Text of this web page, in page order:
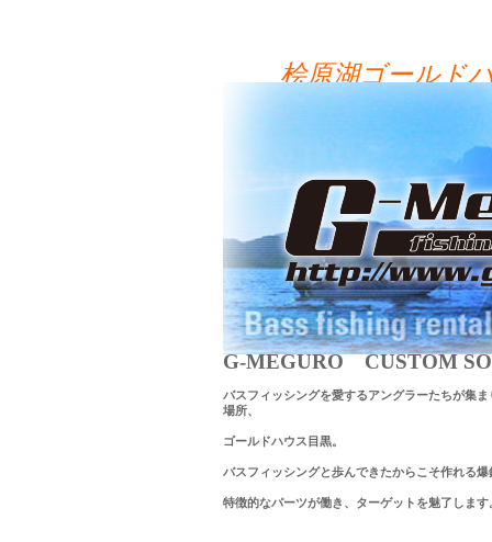
桧原湖ゴールド
G-MEGURO CUSTOM
バスフィッシングを愛するアングラーたちが集
場所、
ゴールドハウス目黒。
バスフィッシングと歩んできたからこそ作れる
特徴的なパーツが働き、ターゲットを魅了します